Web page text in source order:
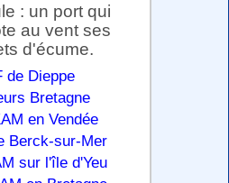
: un port qui
au vent ses
d'écume.
de Dieppe
Bretagne
en Vendée
Berck-sur-Mer
sur l'île d'Yeu